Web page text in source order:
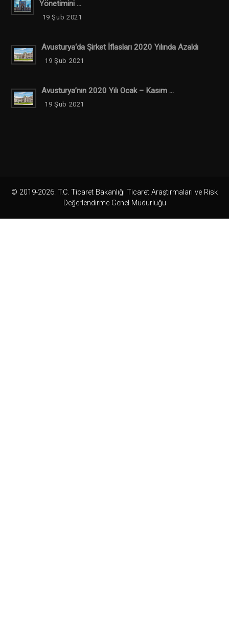
Yönetimini ...
19 Şub 2021
Avusturya‘da Şirket İflasları 2020 Yılında Azaldı
19 Şub 2021
Avusturya’nın 2020 Yılı Ocak – Kasım ...
19 Şub 2021
© 2019-2026. T.C. Ticaret Bakanlığı Ticaret Araştırmaları ve Risk
Değerlendirme Genel Müdürlüğü